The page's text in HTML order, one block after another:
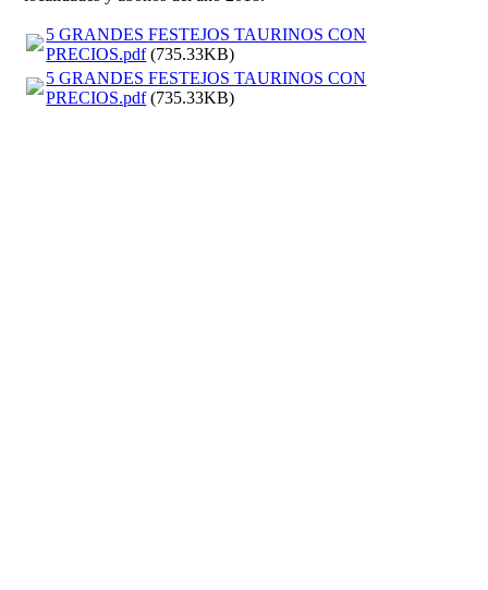
5 GRANDES FESTEJOS TAURINOS CON
PRECIOS.pdf(735.33KB)
5 GRANDES FESTEJOS TAURINOS CON
PRECIOS.pdf(735.33KB)